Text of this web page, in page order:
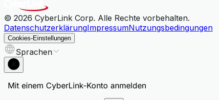
© 2026 CyberLink Corp. Alle Rechte vorbehalten.
DatenschutzerklärungImpressumNutzungsbedingungen
Cookies-Einstellungen
Sprachen